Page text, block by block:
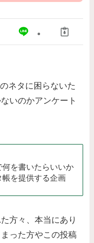
ネタに困らないた
いのかアンケート
何を書いたらいいか
帳を提供する企画
方々、本当にあり
った方やこの投稿